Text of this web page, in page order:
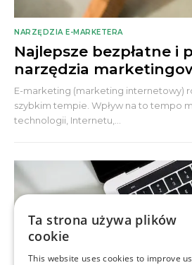
NARZĘDZIA E-MARKETERA
Najlepsze bezpłatne i
narzędzia
E-marketing (marketing internetowy)
szybkim tempie. Wpływ na to tempo
technologii, Internetu,...
Ta strona używa plików
cookie
This website uses cookies to improve